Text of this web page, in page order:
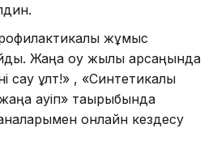
жұмыс
Жаңа оқу жылы қарсаңында
сау ұлт!» , «Синтетикалық
жаңа қауіп» тақырыбында
онлайн кездесу